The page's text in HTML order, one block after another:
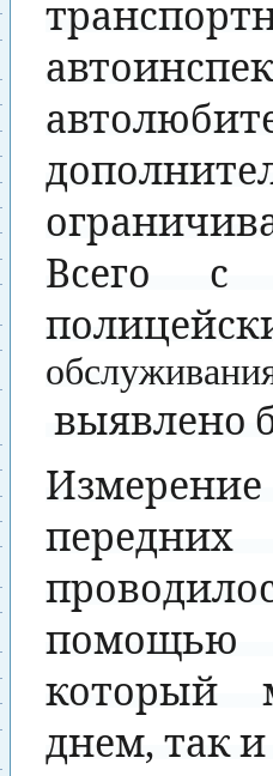
Всего
с
выявлено
Измерение
передних
помощью
который
днем,таки